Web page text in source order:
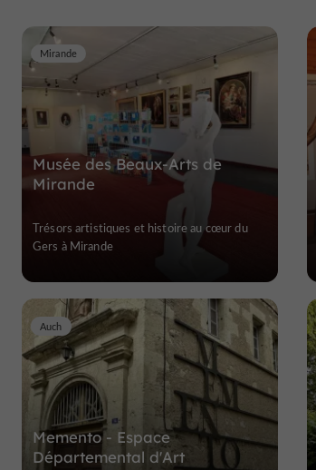
Musée des Beaux-Arts de
Mirande
Mirande
Trésors artistiques et histoire au cœur du
Gers à Mirande
Memento - Espace
Départemental d'Art
Auch